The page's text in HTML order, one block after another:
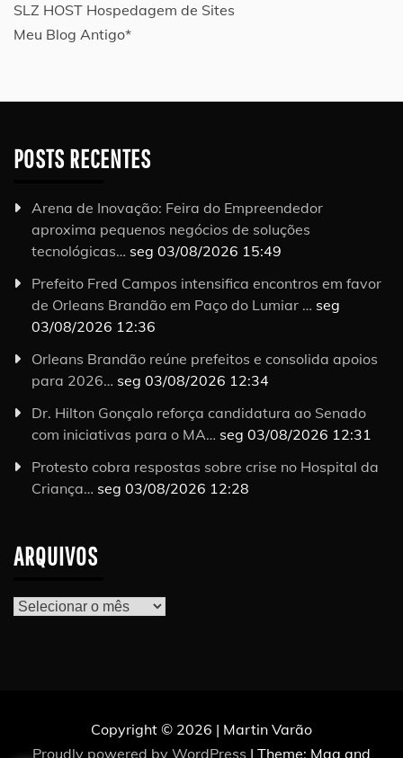
SLZ HOST Hospedagem de Sites
Meu Blog Antigo*
POSTS RECENTES
Arena de Inovação: Feira do Empreendedor
aproxima pequenos negócios de soluções
tecnológicas… seg 03/08/2026 15:49
Prefeito Fred Campos intensifica encontros em favor
de Orleans Brandão em Paço do Lumiar … seg
03/08/2026 12:36
Orleans Brandão reúne prefeitos e consolida apoios
para 2026… seg 03/08/2026 12:34
Dr. Hilton Gonçalo reforça candidatura ao Senado
com iniciativas para o MA… seg 03/08/2026 12:31
Protesto cobra respostas sobre crise no Hospital da
Criança… seg 03/08/2026 12:28
ARQUIVOS
Arquivos
Copyright © 2026 | Martin Varão
Proudly powered by WordPress | Theme: Mag and